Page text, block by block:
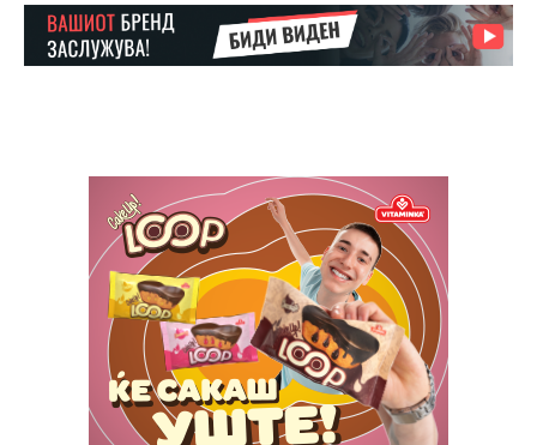
Nullam eu erat condimentum
Donec quis est ac felis
Orci varius natoque dolor
Pro
100 / year placeholder text
ИЗБЕРЕТЕ ПЛАН
Full member access: